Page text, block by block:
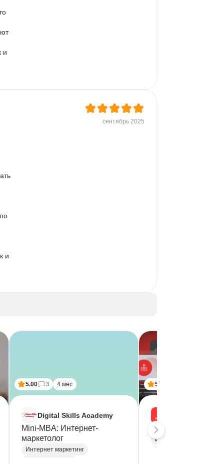
и
сентябрь 2025
и
5.00 3 4 мес
Digital Skills Academy
Mini-MBA: Интернет-
маркетолог
Интернет маркетинг
5.00
Интернет-
Интернет маркетинг